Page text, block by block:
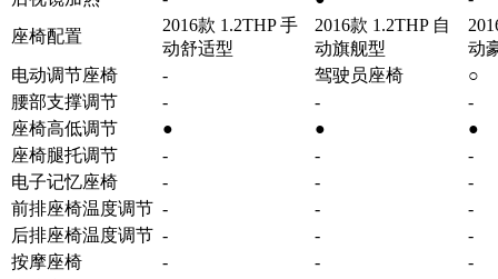
座椅配置
2016款 1.2THP 手
动舒适型
2016款 1.2THP 自
动旗舰型
动
电动调节座椅
- 驾驶员座椅
○
腰部支撑调节
- -
-
座椅高低调节
● ●
●
座椅腿托调节
- -
-
电子记忆座椅
- -
-
前排座椅温度调节 - -
-
后排座椅温度调节 - -
-
按摩座椅
- -
-